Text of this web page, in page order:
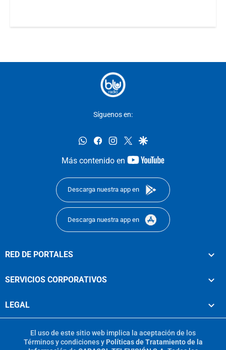
Síguenos en:
whatsappfacebookinstagram
twittergoogle
Más contenido en
youtube-
Descarga nuestra app en
Descarga nuestra app en
RED DE PORTALES
SERVICIOS CORPORATIVOS
LEGAL
El uso de este sitio web implica la aceptación de los
Términos y condicionesy Políticas de Tratamiento de la